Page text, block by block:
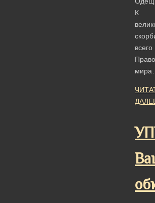
К
всего